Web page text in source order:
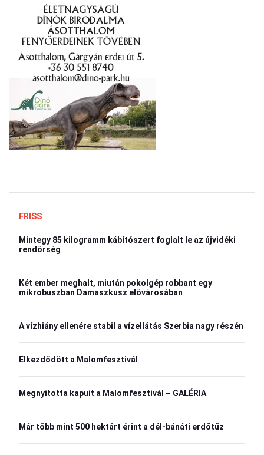
FRISS
Mintegy 85 kilogramm kábítószert foglalt le az újvidéki
rendőrség
Két ember meghalt, miután pokolgép robbant egy
mikrobuszban Damaszkusz elővárosában
A vízhiány ellenére stabil a vízellátás Szerbia nagy részén
Elkezdődött a Malomfesztivál
Megnyitotta kapuit a Malomfesztivál – GALÉRIA
Már több mint 500 hektárt érint a dél-bánáti erdőtűz